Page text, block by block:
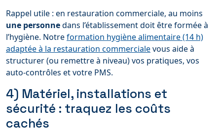
Rappel utile : en restauration commerciale, au moins
une personnedans l’établissement doit être formée à
l’hygiène. Notreformation hygiène alimentaire (14 h)
adaptée à la restauration commercialevous aide à
structurer (ou remettre à niveau) vos pratiques, vos
auto-contrôles et votre PMS.
4) Matériel, installations et
sécurité : traquez les coûts
cachés